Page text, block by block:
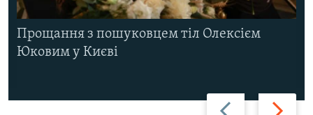
Назад Вперед
Прощання з пошуковцем тіл Олексієм
Юковим у Києві